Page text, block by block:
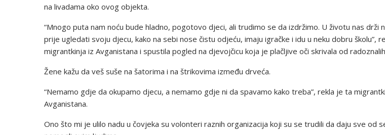
na livadama oko ovog objekta.
“Mnogo puta nam noću bude hladno, pogotovo djeci, ali trudimo se da izdržimo. U životu nas drži
prije ugledati svoju djecu, kako na sebi nose čistu odjeću, imaju igračke i idu u neku dobru školu”,
migrantkinja iz Avganistana i spustila pogled na djevojčicu koja je plačljive oči skrivala od
Žene kažu da veš suše na šatorima i na štrikovima između drveća.
“Nemamo gdje da okupamo djecu, a nemamo gdje ni da spavamo kako treba”, rekla je ta
Avganistana.
Ono što mi je ulilo nadu u čovjeka su volonteri raznih organizacija koji su se trudili da daju sve od